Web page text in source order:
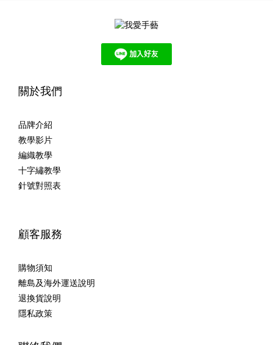
關於我們
品牌介紹
教學影片
編織教學
十字繡教學
針號對照表
顧客服務
購物須知
離島及海外運送說明
退換貨說明
隱私政策